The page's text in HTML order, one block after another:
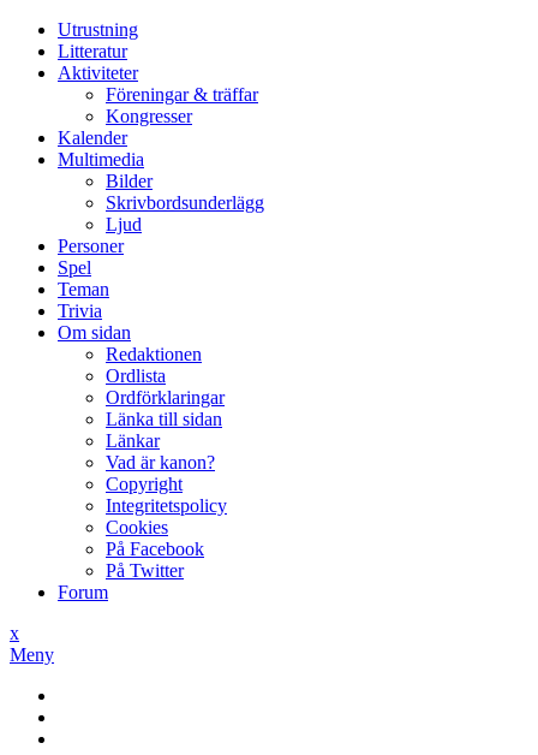
Utrustning
Litteratur
Aktiviteter
Föreningar & träffar
Kongresser
Kalender
Multimedia
Bilder
Skrivbordsunderlägg
Ljud
Personer
Spel
Teman
Trivia
Om sidan
Redaktionen
Ordlista
Ordförklaringar
Länka till sidan
Länkar
Vad är kanon?
Copyright
Integritetspolicy
Cookies
På Facebook
På Twitter
Forum
x
Meny